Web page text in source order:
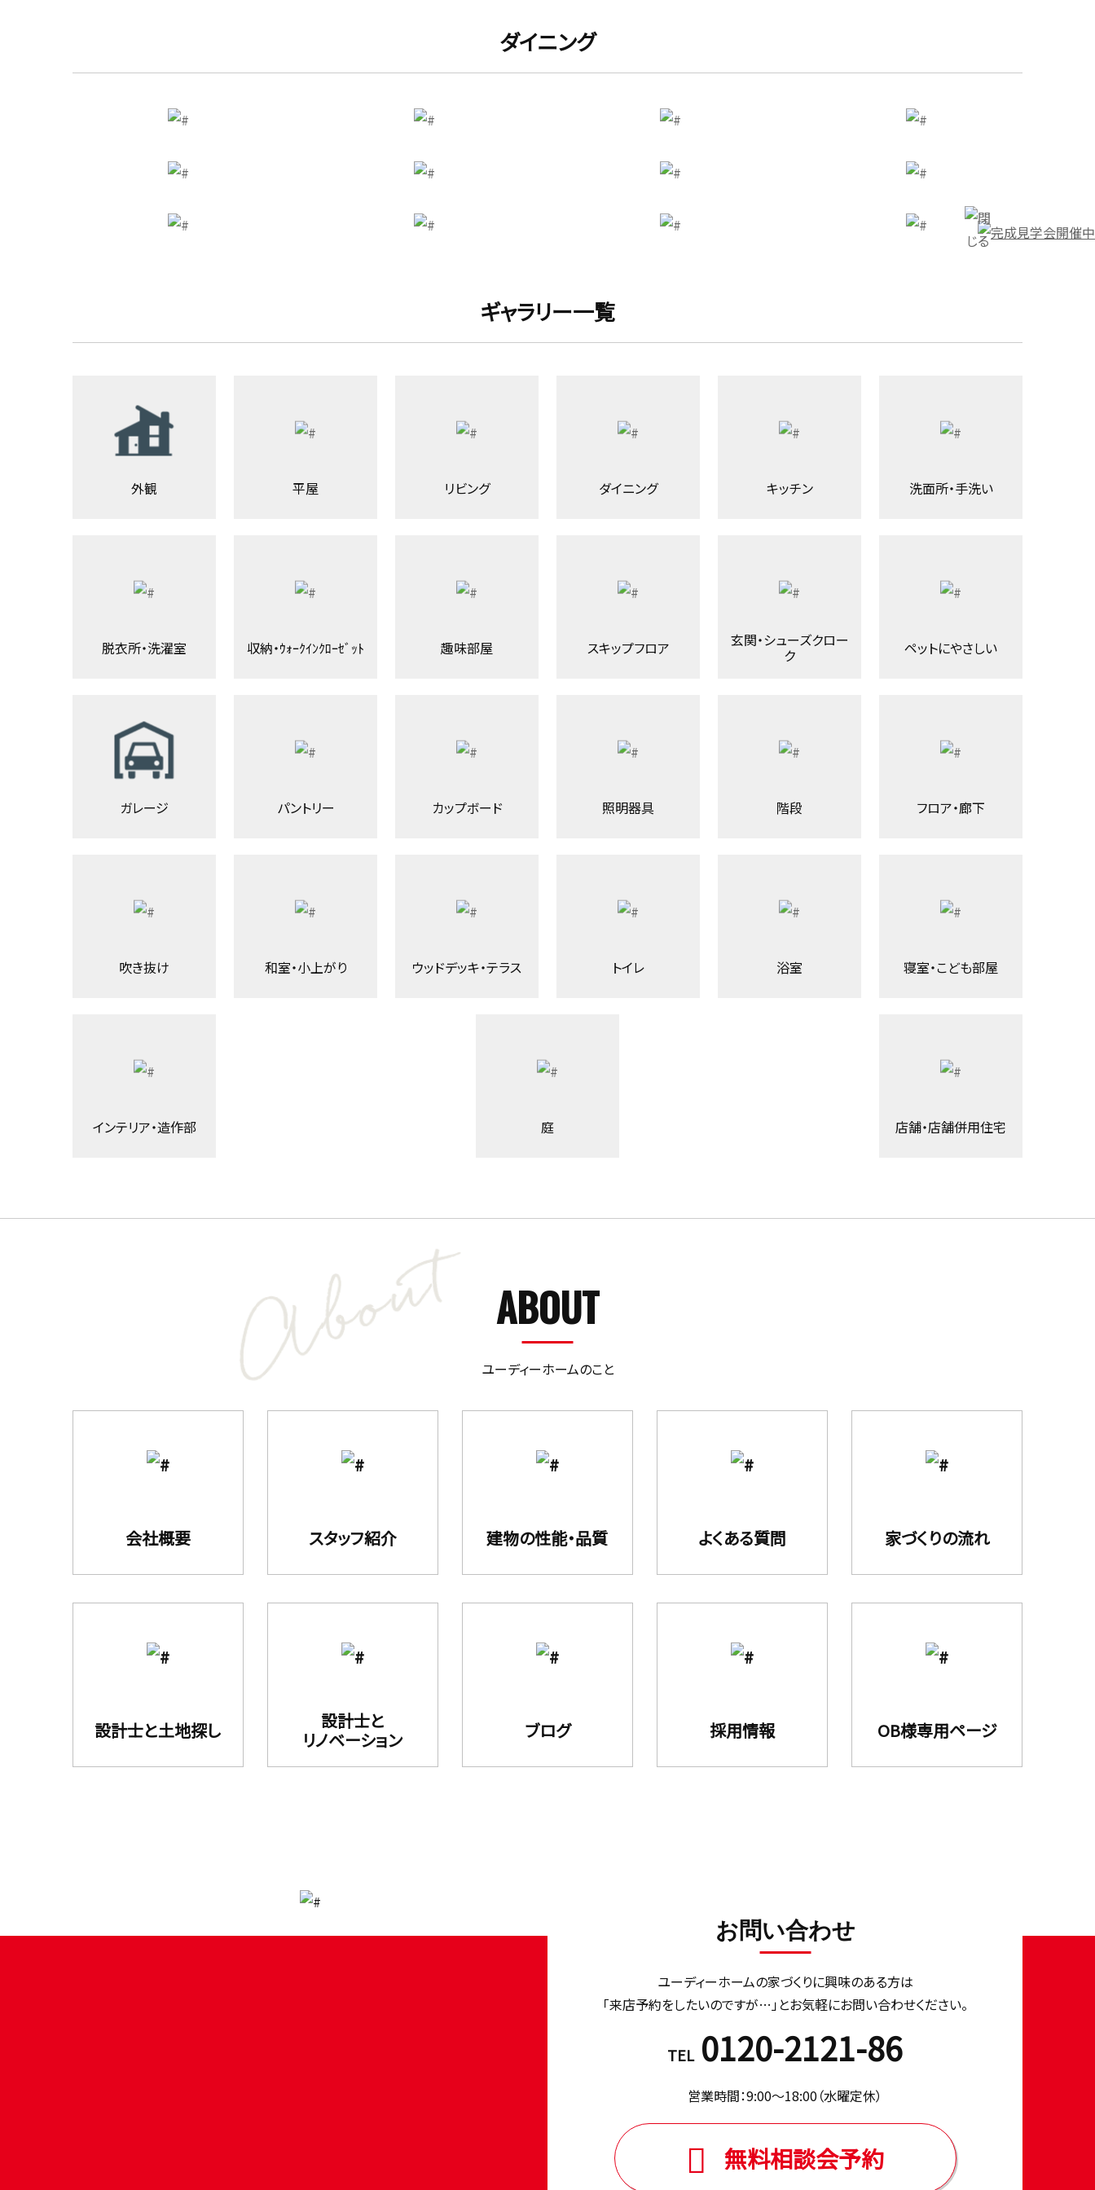
ダイニング
ギャラリー一覧
外観 平屋 リビング ダイニング キッチン 洗面所・手洗い
脱衣所・洗濯室 収納・ｳｫｰｸｲﾝｸﾛｰｾﾞｯﾄ 趣味部屋 スキップフロア 玄関・シューズクロー
ク ペットにやさしい
ガレージ パントリー カップボード 照明器具 階段 フロア・廊下
吹き抜け 和室・小上がり ウッドデッキ・テラス トイレ 浴室 寝室・こども部屋
インテリア・造作部 庭 店舗・店舗併用住宅
ABOUT
ユーディーホームのこと
会社概要 スタッフ紹介 建物の性能・品質 よくある質問 家づくりの流れ
設計⼠と⼟地探し
設計士と
リノベーション
ブログ 採用情報 OB様専用ページ
お問い合わせ
ユーディーホームの家づくりに興味のある⽅は
「来店予約をしたいのですが…」とお気軽にお問い合わせください。
TEL 0120-2121-86
営業時間：9:00〜18:00（⽔曜定休）
無料相談会予約